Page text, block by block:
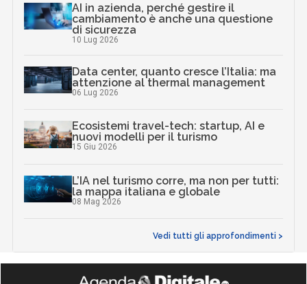
AI in azienda, perché gestire il
cambiamento è anche una questione
di sicurezza
10 Lug 2026
Data center, quanto cresce l’Italia: ma
attenzione al thermal management
06 Lug 2026
Ecosistemi travel-tech: startup, AI e
nuovi modelli per il turismo
15 Giu 2026
L’IA nel turismo corre, ma non per tutti:
la mappa italiana e globale
08 Mag 2026
Vedi tutti gli approfondimenti >